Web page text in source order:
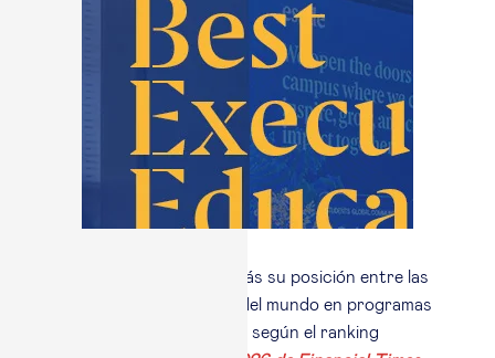
Esade renueva un año más su posición entre las
cinco mejores escuelas del mundo en programas
abiertos para directivos, según el ranking